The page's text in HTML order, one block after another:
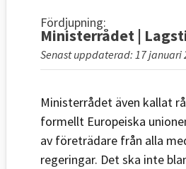
Fördjupning:
Ministerrådet |
Senast uppdaterad: 17 januari
Ministerrådet även kallat
formellt Europeiska
av företrädare från alla
regeringar. Det ska inte